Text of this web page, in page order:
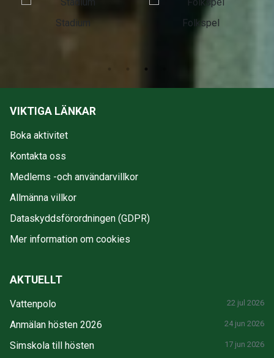
Stadium Folkspel
VIKTIGA LÄNKAR
Boka aktivitet
Kontakta oss
Medlems -och användarvillkor
Allmänna villkor
Dataskyddsförordningen (GDPR)
Mer information om cookies
AKTUELLT
Vattenpolo 22 jul 2026
Anmälan hösten 2026 24 jun 2026
Simskola till hösten 17 jun 2026